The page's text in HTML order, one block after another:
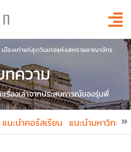
เมืองเก่าแก่สุดวินเทจแห่งสหราชอาณาจักร
ความ
เรื่องเล่าจากประสบการณ์ของรุ่นพี่
แนะนำคอร์สเรียน แนะนำมหาวิทยา